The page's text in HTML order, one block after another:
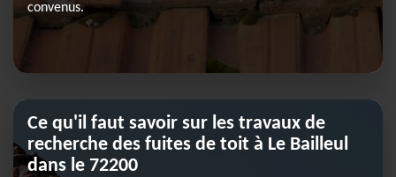
convenus.
Ce qu'il faut savoir sur les travaux de
recherche des fuites de toit à Le Bailleul
dans le 72200